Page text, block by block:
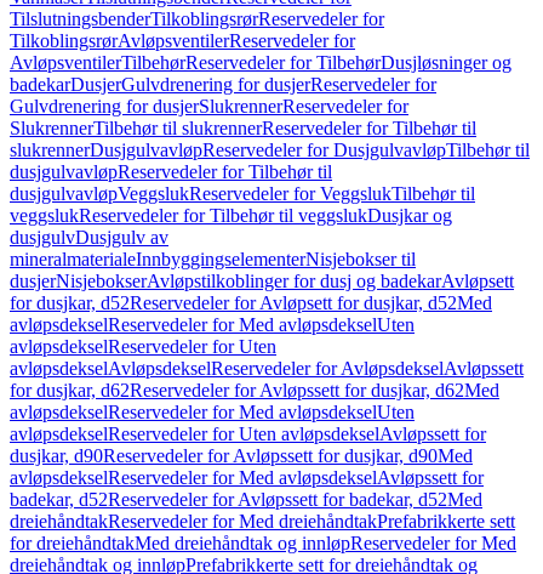
TilslutningsbenderTilkoblingsrørReservedeler for
TilkoblingsrørAvløpsventilerReservedeler for
AvløpsventilerTilbehørReservedeler for TilbehørDusjløsninger og
badekarDusjerGulvdrenering for dusjerReservedeler for
Gulvdrenering for dusjerSlukrennerReservedeler for
SlukrennerTilbehør til slukrennerReservedeler for Tilbehør til
slukrennerDusjgulvavløpReservedeler for DusjgulvavløpTilbehør til
dusjgulvavløpReservedeler for Tilbehør til
dusjgulvavløpVeggslukReservedeler for VeggslukTilbehør til
veggslukReservedeler for Tilbehør til veggslukDusjkar og
dusjgulvDusjgulv av
mineralmaterialeInnbyggingselementerNisjebokser til
dusjerNisjebokserAvløpstilkoblinger for dusj og badekarAvløpsett
for dusjkar, d52Reservedeler for Avløpsett for dusjkar, d52Med
avløpsdekselReservedeler for Med avløpsdekselUten
avløpsdekselReservedeler for Uten
avløpsdekselAvløpsdekselReservedeler for AvløpsdekselAvløpssett
for dusjkar, d62Reservedeler for Avløpssett for dusjkar, d62Med
avløpsdekselReservedeler for Med avløpsdekselUten
avløpsdekselReservedeler for Uten avløpsdekselAvløpssett for
dusjkar, d90Reservedeler for Avløpssett for dusjkar, d90Med
avløpsdekselReservedeler for Med avløpsdekselAvløpssett for
badekar, d52Reservedeler for Avløpssett for badekar, d52Med
dreiehåndtakReservedeler for Med dreiehåndtakPrefabrikkerte sett
for dreiehåndtakMed dreiehåndtak og innløpReservedeler for Med
dreiehåndtak og innløpPrefabrikkerte sett for dreiehåndtak og